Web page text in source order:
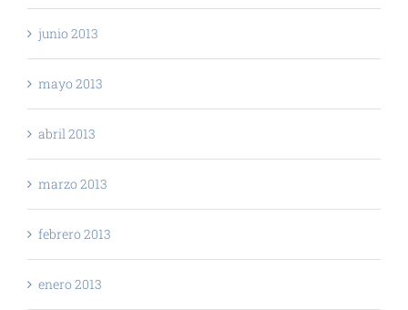
junio 2013
mayo 2013
abril 2013
marzo 2013
febrero 2013
enero 2013